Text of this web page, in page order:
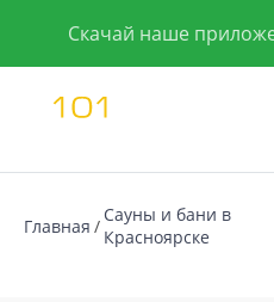
Скачай наше
Главная
Сауны и бани в
Красноярске